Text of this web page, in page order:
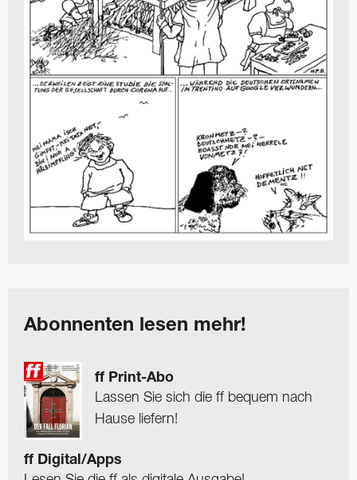
Abonnenten lesen mehr!
ff Print-Abo
Lassen Sie sich die ff bequem nach
Hause liefern!
ff Digital/Apps